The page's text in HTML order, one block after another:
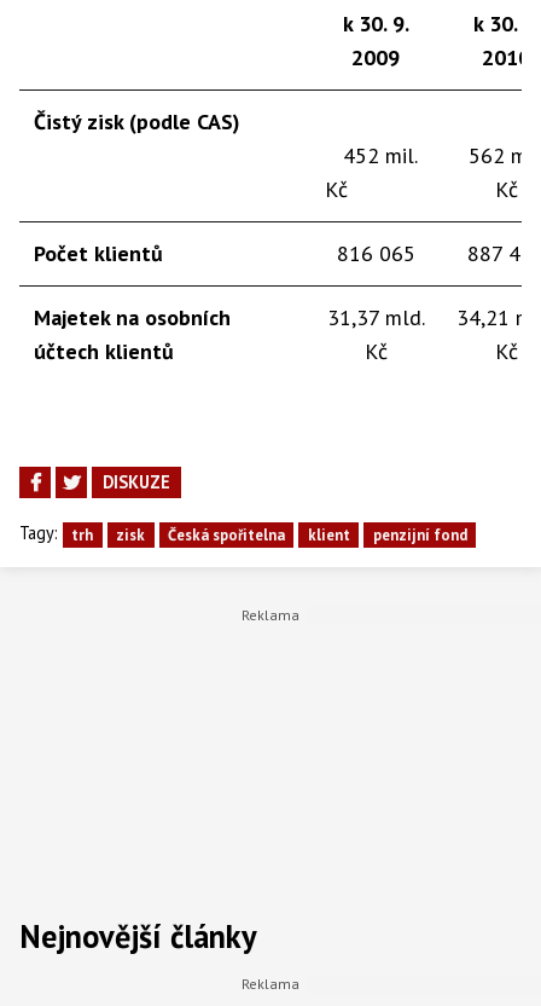
k 30. 9.
2009
k 30. 9.
2010
Čistý zisk (podle CAS)
452 mil.
Kč
562
Kč
Počet klientů 816 065 887
Majetek na osobních
účtech klientů
31,37 mld.
Kč
34,21
Kč
DISKUZE
Tagy: trh zisk Česká spořitelna klient penzijní fond
Nejnovější články